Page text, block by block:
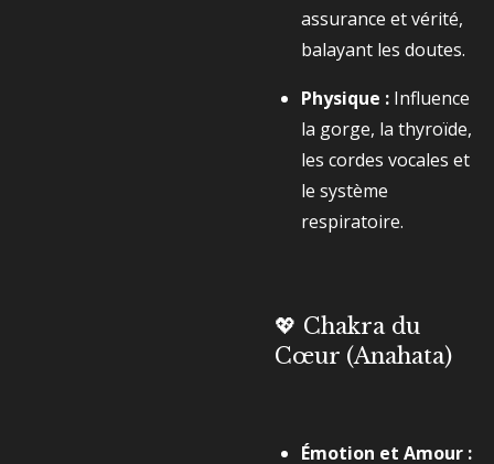
assurance et vérité,
balayant les doutes.
Physique : Influence
la gorge, la thyroïde,
les cordes vocales et
le système
respiratoire.
💖 Chakra du
Cœur (Anahata)
Émotion et Amour :